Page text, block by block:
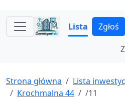
Lista Zgłoś
Strona główna Lista
Krochmalna 44
/11